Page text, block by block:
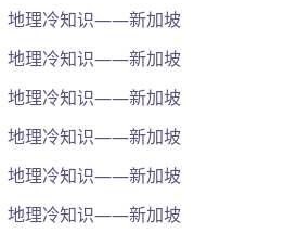
地理冷知识——新加坡
地理冷知识——新加坡
地理冷知识——新加坡
地理冷知识——新加坡
地理冷知识——新加坡
地理冷知识——新加坡